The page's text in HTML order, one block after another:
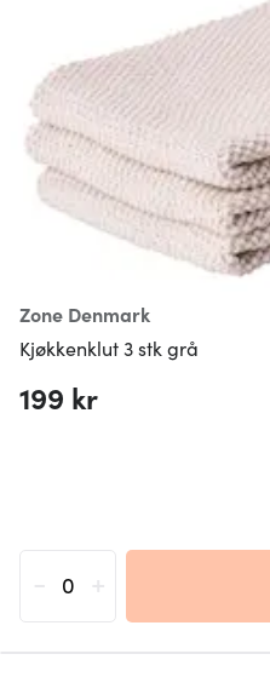
Zone Denmark
Kjøkkenklut 3 stk grå
199 kr